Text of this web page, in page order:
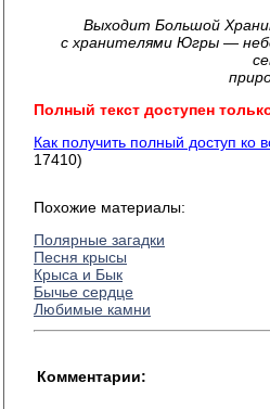
Выходит Большой
с хранителями Югры —
Полный текст доступен
Как получить полный доступ ко
17410)
Похожие материалы:
Полярные загадки
Песня крысы
Крыса и Бык
Бычье сердце
Любимые камни
Комментарии: